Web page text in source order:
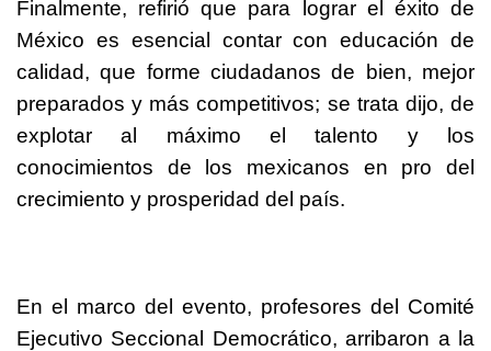
Finalmente, refirió que para lograr el éxito de
México es esencial contar con educación de
calidad, que forme ciudadanos de bien, mejor
preparados y más competitivos; se trata dijo, de
explotar al máximo el talento y los
conocimientos de los mexicanos en pro del
crecimiento y prosperidad del país.
En el marco del evento, profesores del Comité
Ejecutivo Seccional Democrático, arribaron a la